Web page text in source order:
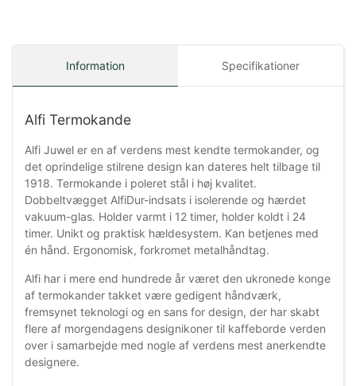
Information Specifikationer
Alfi Termokande
Alfi Juwel er en af verdens mest kendte termokander, og
det oprindelige stilrene design kan dateres helt tilbage til
1918. Termokande i poleret stål i høj kvalitet.
Dobbeltvægget AlfiDur-indsats i isolerende og hærdet
vakuum-glas. Holder varmt i 12 timer, holder koldt i 24
timer. Unikt og praktisk hældesystem. Kan betjenes med
én hånd. Ergonomisk, forkromet metalhåndtag.
Alfi har i mere end hundrede år været den ukronede konge
af termokander takket være gedigent håndværk,
fremsynet teknologi og en sans for design, der har skabt
flere af morgendagens designikoner til kaffeborde verden
over i samarbejde med nogle af verdens mest anerkendte
designere.